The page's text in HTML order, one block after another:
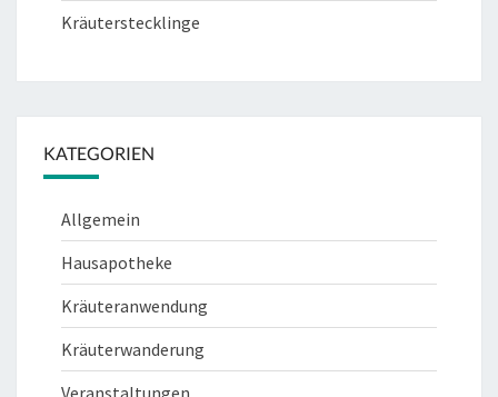
Kräuterstecklinge
KATEGORIEN
Allgemein
Hausapotheke
Kräuteranwendung
Kräuterwanderung